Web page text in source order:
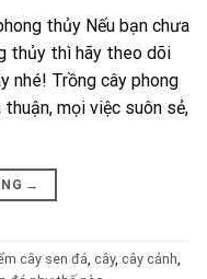
thủy Nếu bạn chưa
thủy thì hãy theo dõi
nhé! Trồng cây phong
mọi việc suôn sẻ,
→
cây sen đá, cây, cây cảnh,